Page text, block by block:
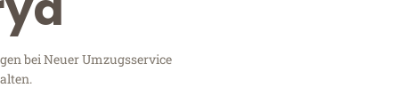
bei Neuer Umzugsservice